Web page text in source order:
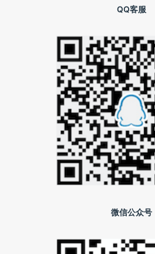
QQ客服
微信公众号